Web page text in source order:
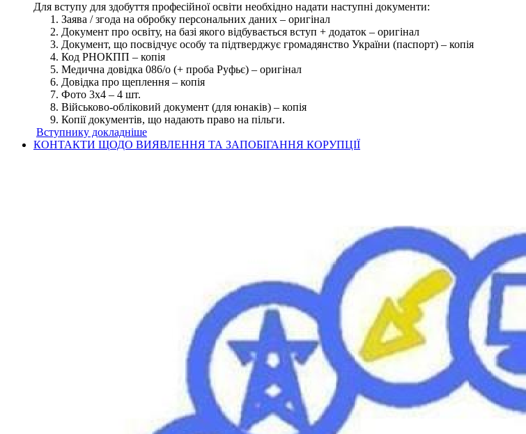
Для вступу для здобуття професійної освіти необхідно надати наступні документи:
Заява / згода на обробку персональних даних – оригінал
Документ про освіту, на базі якого відбувається вступ + додаток – оригінал
Документ, що посвідчує особу та підтверджує громадянство України (паспорт) – копія
Код РНОКПП – копія
Медична довідка 086/о (+ проба Руфьє) – оригінал
Довідка про щеплення – копія
Фото 3х4 – 4 шт.
Військово-обліковий документ (для юнаків) – копія
Копії документів, що надають право на пільги.
Вступнику докладніше
КОНТАКТИ ЩОДО ВИЯВЛЕННЯ ТА ЗАПОБІГАННЯ КОРУПЦІЇ